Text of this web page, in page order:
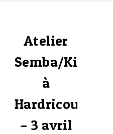
Atelier
Semba/Kizomba
à
Hardricourt
– 3 avril